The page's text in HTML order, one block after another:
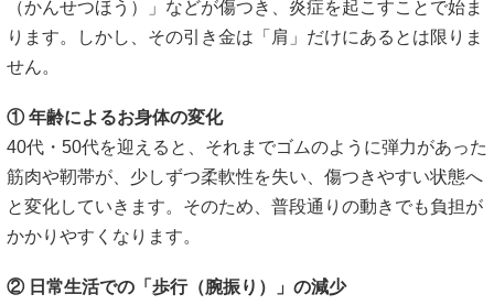
（かんせつほう）」などが傷つき、炎症を起こすことで始ま
ります。しかし、その引き金は「肩」だけにあるとは限りま
せん。
① 年齢によるお身体の変化
40代・50代を迎えると、それまでゴムのように弾力があった
筋肉や靭帯が、少しずつ柔軟性を失い、傷つきやすい状態へ
と変化していきます。そのため、普段通りの動きでも負担が
かかりやすくなります。
② 日常生活での「歩行（腕振り）」の減少